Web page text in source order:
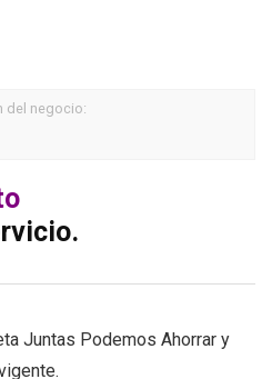
del negocio:
Juntas Podemos Ahorrar y